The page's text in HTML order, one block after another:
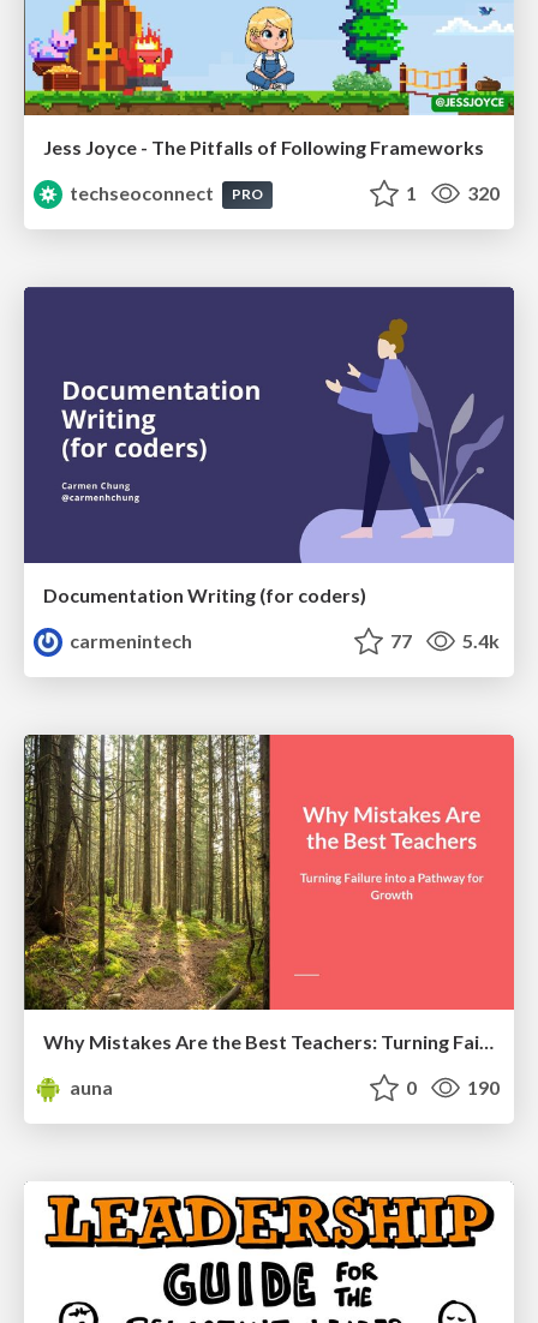
Jess Joyce - The Pitfalls of Following Frameworks
techseoconnect
PRO 1 320
Documentation Writing (for coders)
carmenintech
77 5.4k
Why Mistakes Are the Best Teachers: Turning Failure into a Pathway for Growth
auna
0 190